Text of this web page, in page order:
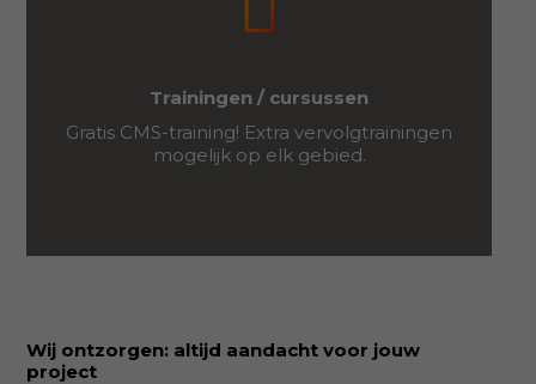
Trainingen / cursussen
Gratis CMS-training! Extra vervolgtrainingen
mogelijk op elk gebied.
Wij ontzorgen: altijd aandacht voor jouw
project